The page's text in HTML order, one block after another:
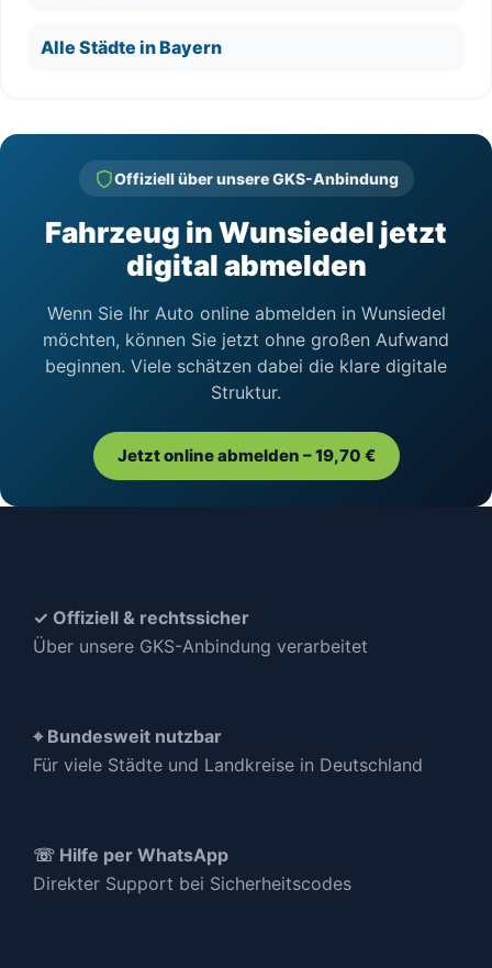
Alle Städte in Bayern
Offiziell über unsere GKS-Anbindung
Fahrzeug in Wunsiedel jetzt
digital abmelden
Wenn Sie Ihr Auto online abmelden in Wunsiedel
möchten, können Sie jetzt ohne großen Aufwand
beginnen. Viele schätzen dabei die klare digitale
Struktur.
Jetzt online abmelden – 19,70 €
✓ Offiziell & rechtssicher
Über unsere GKS-Anbindung verarbeitet
⌖ Bundesweit nutzbar
Für viele Städte und Landkreise in Deutschland
☏ Hilfe per WhatsApp
Direkter Support bei Sicherheitscodes